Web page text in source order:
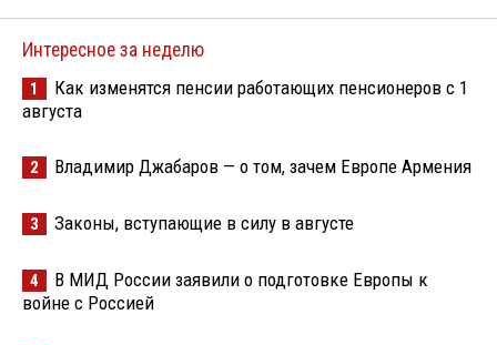
Интересное за неделю
1
Как изменятся пенсии работающих пенсионеров с 1
августа
2 Владимир Джабаров — о том, зачем Европе Армения
3 Законы, вступающие в силу в августе
4
В МИД России заявили о подготовке Европы к
войне с Россией